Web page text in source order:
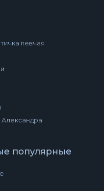
певчая
Александра
популярные